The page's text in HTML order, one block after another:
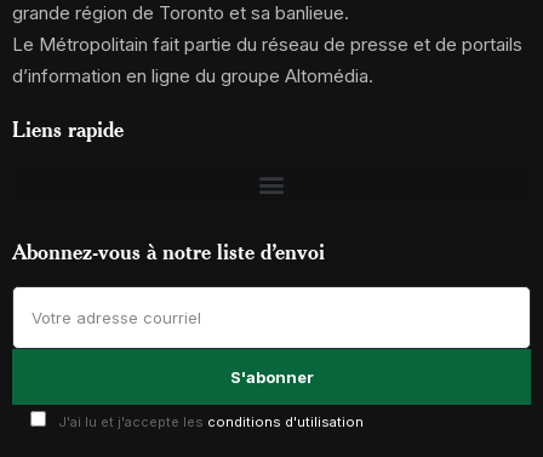
grande région de Toronto et sa banlieue.
Le Métropolitain fait partie du réseau de presse et de portails
d’information en ligne du groupe Altomédia.
Liens rapide
Abonnez-vous à notre liste d’envoi
J'ai lu et j'accepte les conditions d'utilisation